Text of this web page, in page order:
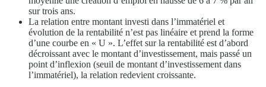
sur trois ans.
La relation entre montant investi dans l’immatériel et
évolution de la rentabilité n’est pas linéaire et prend la forme
d’une courbe en « U ». L’effet sur la rentabilité est d’abord
décroissant avec le montant d’investissement, mais passé un
point d’inflexion (seuil de montant d’investissement dans
l’immatériel), la relation redevient croissante.